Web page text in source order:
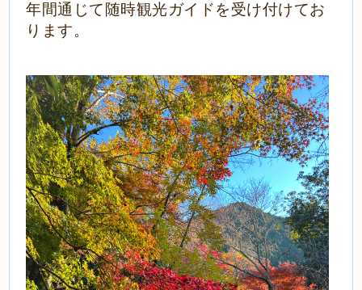
年間通じて随時観光ガイドを受け付けてお
ります。